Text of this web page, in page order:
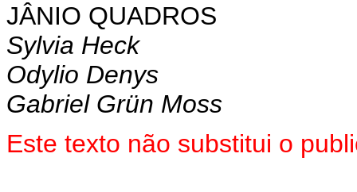
JÂNIO QUADROS
Sylvia Heck
Odylio Denys
Gabriel Grün Moss
Este texto não substitui o